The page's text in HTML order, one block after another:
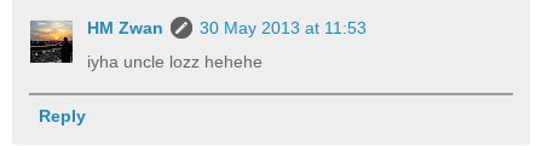
HM Zwan
30 May 2013 at 11:53
iyha uncle lozz hehehe
Reply